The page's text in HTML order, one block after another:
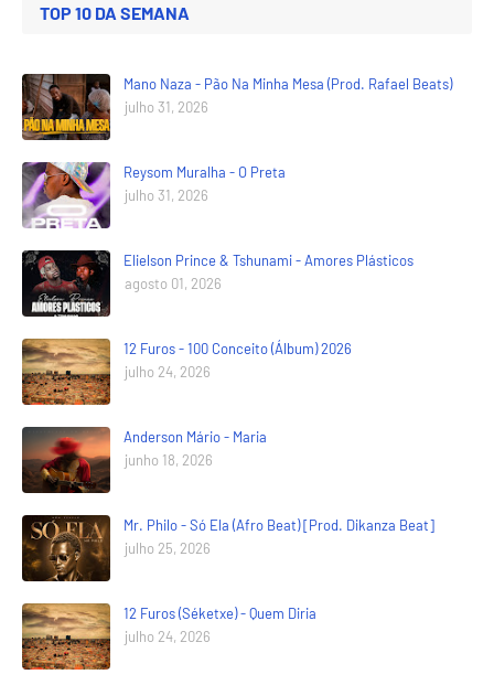
TOP 10 DA SEMANA
Mano Naza - Pão Na Minha Mesa (Prod. Rafael Beats)
julho 31, 2026
Reysom Muralha - O Preta
julho 31, 2026
Elielson Prince & Tshunami - Amores Plásticos
agosto 01, 2026
12 Furos - 100 Conceito (Álbum) 2026
julho 24, 2026
Anderson Mário - Maria
junho 18, 2026
Mr. Philo - Só Ela (Afro Beat) [Prod. Dikanza Beat]
julho 25, 2026
12 Furos (Séketxe) - Quem Diria
julho 24, 2026